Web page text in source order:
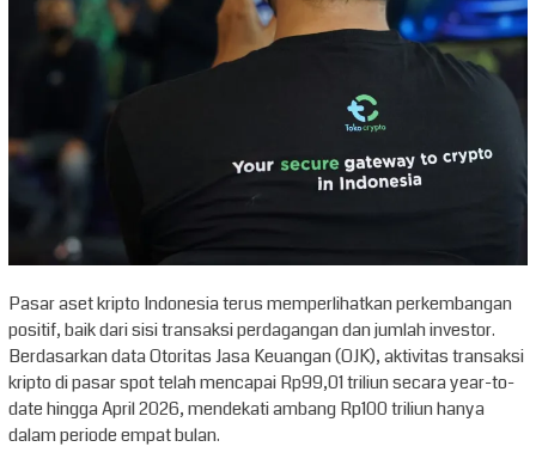
Pasar aset kripto Indonesia terus memperlihatkan perkembangan
positif, baik dari sisi transaksi perdagangan dan jumlah investor.
Berdasarkan data Otoritas Jasa Keuangan (OJK), aktivitas transaksi
kripto di pasar spot telah mencapai Rp99,01 triliun secara year-to-
date hingga April 2026, mendekati ambang Rp100 triliun hanya
dalam periode empat bulan.